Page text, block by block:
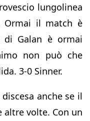
lungolinea
Ormai il match è
di Galan è ormai
non può che
3-0 Sinner.
anche se il
altre volte. Con un